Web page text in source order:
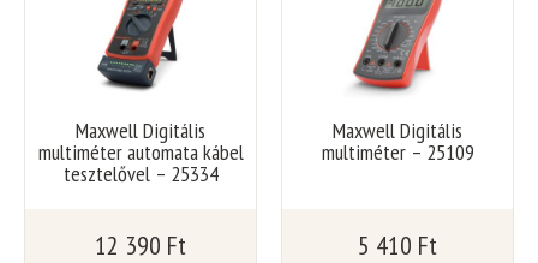
Maxwell Digitális
multiméter automata kábel
tesztelővel – 25334
12 390 Ft
Maxwell Digitális
multiméter – 25109
5 410 Ft